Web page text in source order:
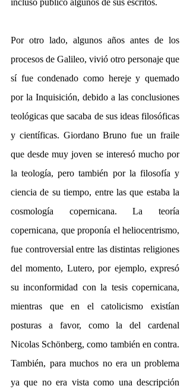
Por otro lado, algunos años antes de los
procesos de Galileo, vivió otro personaje que
sí fue condenado como hereje y quemado
por la Inquisición, debido a las conclusiones
teológicas que sacaba de sus ideas filosóficas
y científicas. Giordano Bruno fue un fraile
que desde muy joven se interesó mucho por
la teología, pero también por la filosofía y
ciencia de su tiempo, entre las que estaba la
cosmología copernicana. La teoría
copernicana, que proponía el heliocentrismo,
fue controversial entre las distintas religiones
del momento, Lutero, por ejemplo, expresó
su inconformidad con la tesis copernicana,
mientras que en el catolicismo existían
posturas a favor, como la del cardenal
Nicolas Schönberg, como también en contra.
También, para muchos no era un problema
ya que no era vista como una descripción